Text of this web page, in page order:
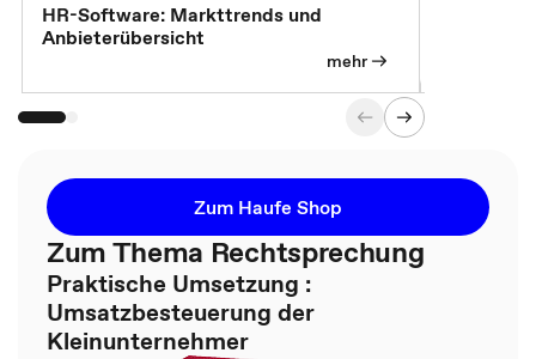
HR-Software: Markttrends und
Anbieterübersicht
mehr
Zum Haufe Shop
Zum Thema Rechtsprechung
Praktische Umsetzung :
Umsatzbesteuerung der
Kleinunternehmer